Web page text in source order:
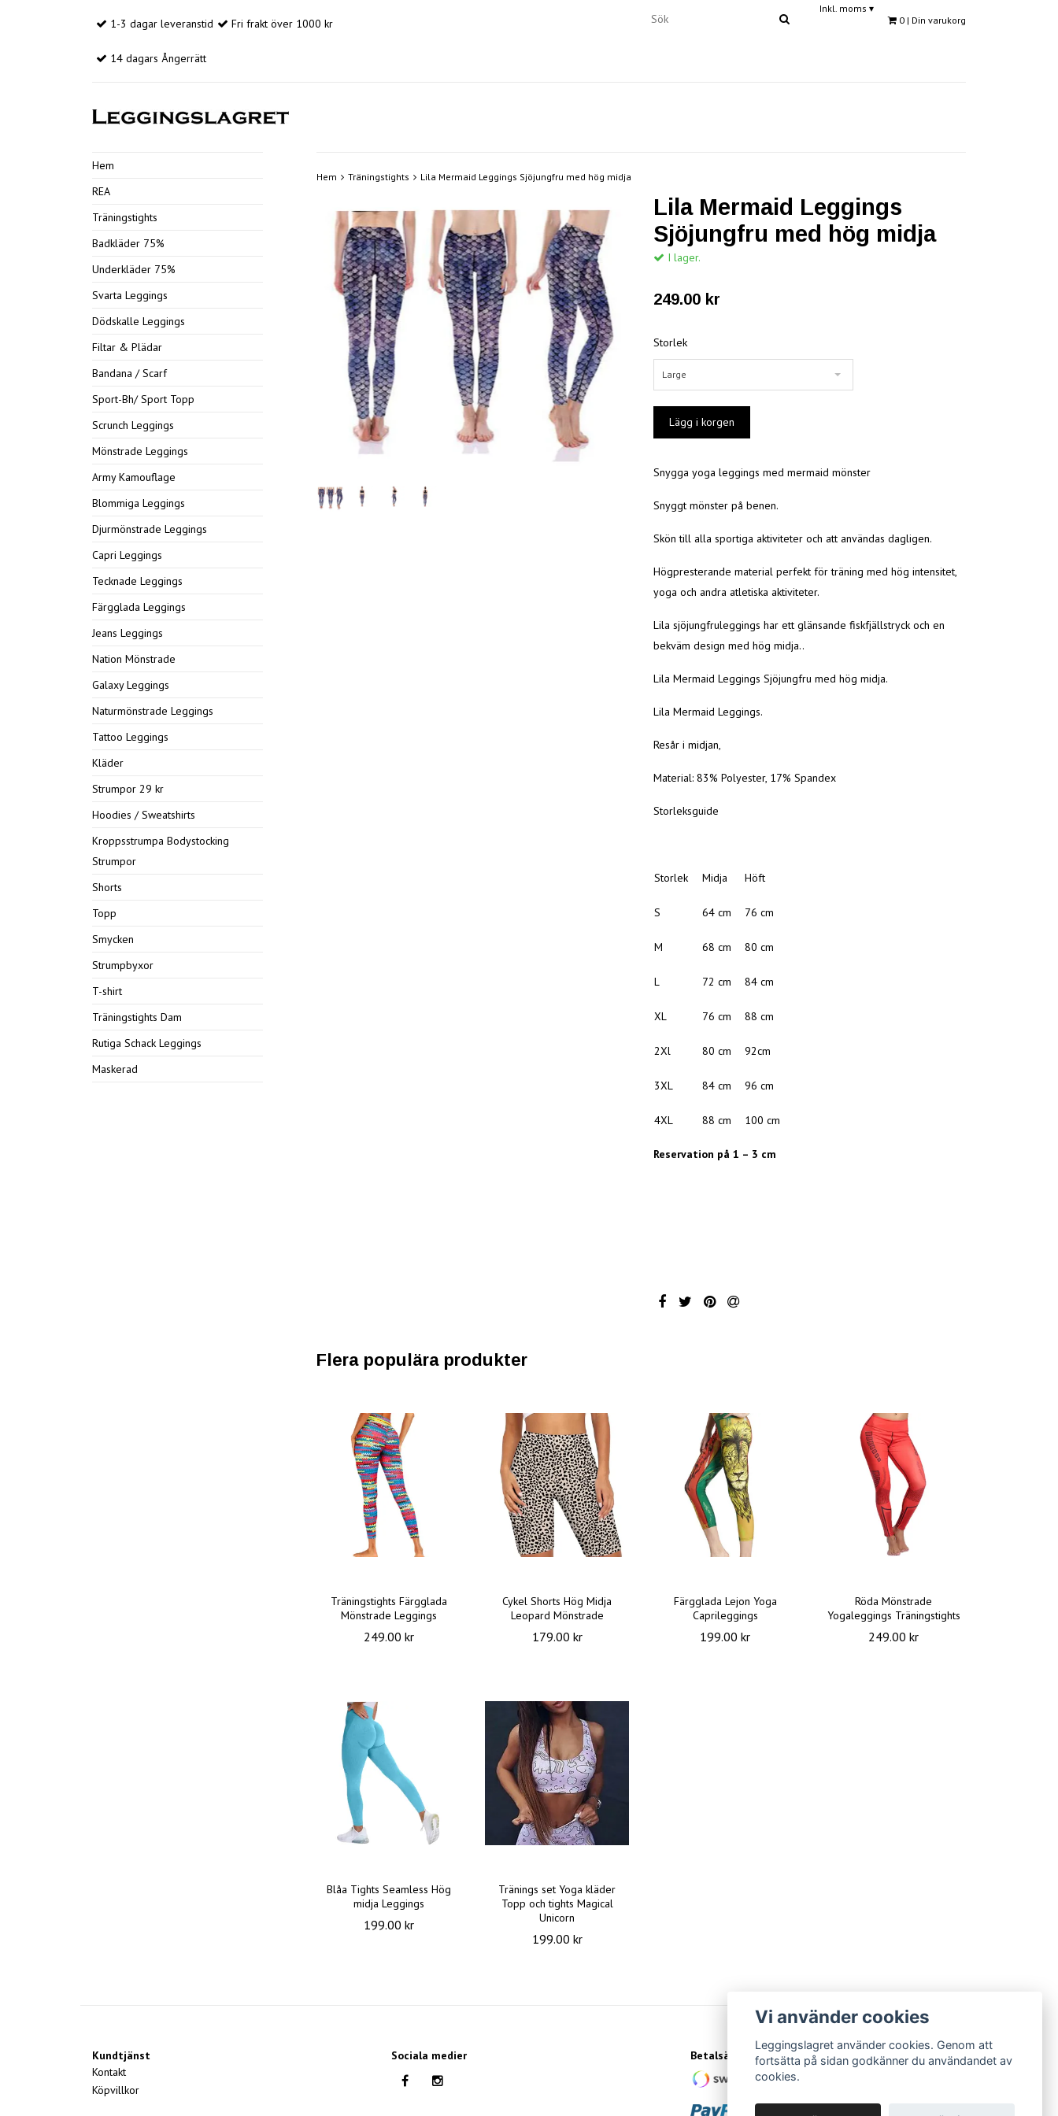
1-3 dagar leveranstid Fri frakt över 1000 kr
14 dagars Ångerrätt
Inkl. moms ▾
0 | Din varukorg
Hem
REA
Träningstights
Badkläder 75%
Underkläder 75%
Svarta Leggings
Dödskalle Leggings
Filtar & Plädar
Bandana / Scarf
Sport-Bh/ Sport Topp
Scrunch Leggings
Mönstrade Leggings
Army Kamouflage
Blommiga Leggings
Djurmönstrade Leggings
Capri Leggings
Tecknade Leggings
Färgglada Leggings
Jeans Leggings
Nation Mönstrade
Galaxy Leggings
Naturmönstrade Leggings
Tattoo Leggings
Kläder
Strumpor 29 kr
Hoodies / Sweatshirts
Kroppsstrumpa Bodystocking
Strumpor
Shorts
Topp
Smycken
Strumpbyxor
T-shirt
Träningstights Dam
Rutiga Schack Leggings
Maskerad
Hem Träningstights Lila Mermaid Leggings Sjöjungfru med hög midja
Lila Mermaid Leggings
Sjöjungfru med hög midja
I lager.
249.00 kr
Storlek
Large
Snygga yoga leggings med mermaid mönster
Snyggt mönster på benen.
Skön till alla sportiga aktiviteter och att användas dagligen.
Högpresterande material perfekt för träning med hög intensitet,
yoga och andra atletiska aktiviteter.
Lila sjöjungfruleggings har ett glänsande fiskfjällstryck och en
bekväm design med hög midja..
Lila Mermaid Leggings Sjöjungfru med hög midja.
Lila Mermaid Leggings.
Resår i midjan,
Material: 83% Polyester, 17% Spandex
Storleksguide
Storlek Midja Höft
S 64 cm 76 cm
M 68 cm 80 cm
L 72 cm 84 cm
XL 76 cm 88 cm
2Xl 80 cm 92cm
3XL 84 cm 96 cm
4XL 88 cm 100 cm
Reservation på 1 – 3 cm
Flera populära produkter
Träningstights Färgglada
Mönstrade Leggings
249.00 kr
Cykel Shorts Hög Midja
Leopard Mönstrade
179.00 kr
Färgglada Lejon Yoga
Caprileggings
199.00 kr
Röda Mönstrade
Yogaleggings Träningstights
249.00 kr
Blåa Tights Seamless Hög
midja Leggings
199.00 kr
Tränings set Yoga kläder
Topp och tights Magical
Unicorn
199.00 kr
Kundtjänst
Kontakt
Köpvillkor
Sociala medier Betalsätt
Vi använder cookies
Leggingslagret använder cookies. Genom att
fortsätta på sidan godkänner du användandet av
cookies.